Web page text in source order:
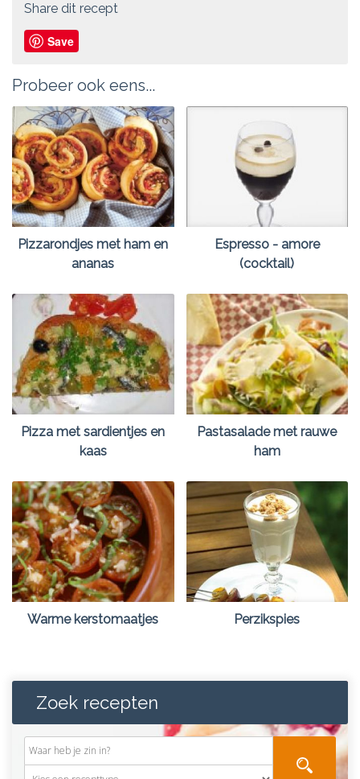
Share dit recept
Save
Probeer ook eens...
Pizzarondjes met ham en
ananas
Espresso - amore
(cocktail)
Pizza met sardientjes en
kaas
Pastasalade met rauwe
ham
Warme kerstomaatjes Perzikspies
Zoek recepten